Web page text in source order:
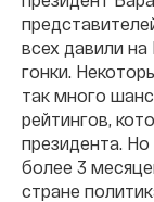
всех давили
гонки.
так много
рейтингов,
президента.
более 3
стране